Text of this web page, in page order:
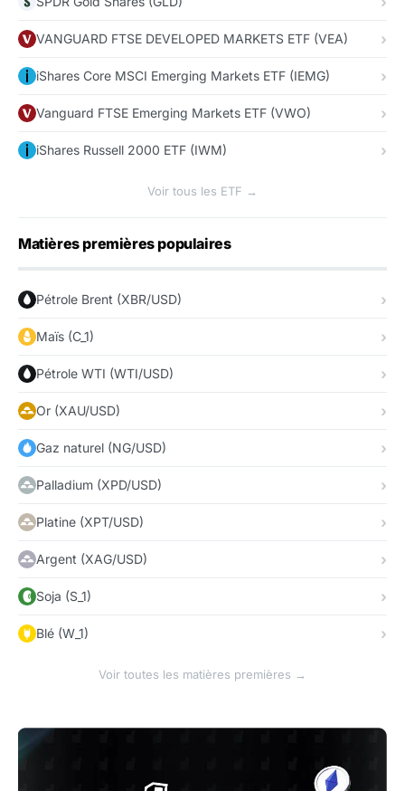
VANGUARD FTSE DEVELOPED MARKETS ETF (VEA)
iShares Core MSCI Emerging Markets ETF (IEMG)
Vanguard FTSE Emerging Markets ETF (VWO)
iShares Russell 2000 ETF (IWM)
Voir tous les ETF →
Matières premières populaires
Pétrole Brent (XBR/USD)
Maïs (C_1)
Pétrole WTI (WTI/USD)
Or (XAU/USD)
Gaz naturel (NG/USD)
Palladium (XPD/USD)
Platine (XPT/USD)
Argent (XAG/USD)
Soja (S_1)
Blé (W_1)
Voir toutes les matières premières →